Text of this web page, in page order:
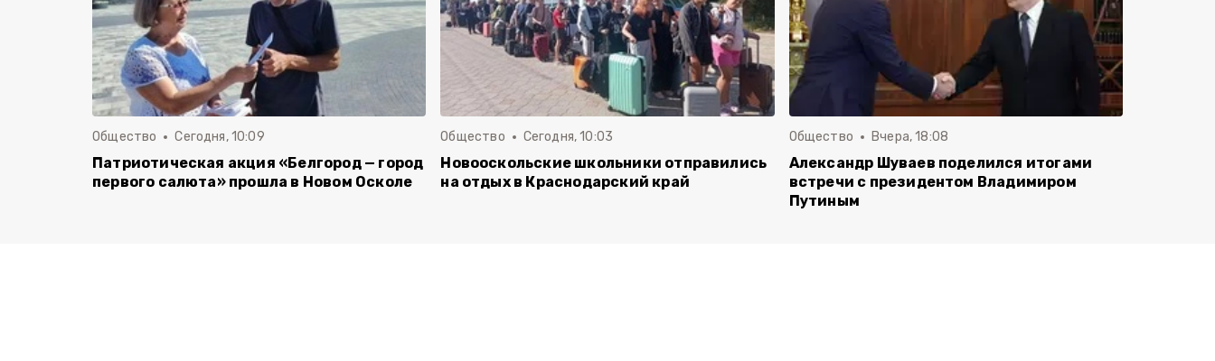
Общество Сегодня, 10:09
Патриотическая акция «Белгород — город
первого салюта» прошла в Новом Осколе
Общество Сегодня, 10:03
Новооскольские школьники отправились
на отдых в Краснодарский край
Общество Вчера, 18:08
Александр Шуваев поделился итогами
встречи с президентом Владимиром
Путиным